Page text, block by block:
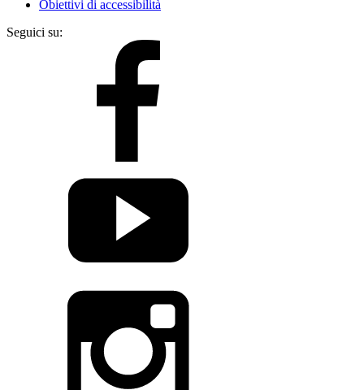
Obiettivi di accessibilità
Seguici su: